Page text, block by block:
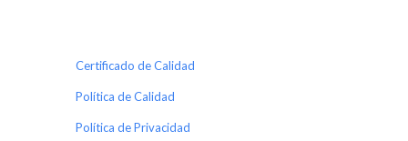
Certificado de Calidad
Política de Calidad
Política de Privacidad